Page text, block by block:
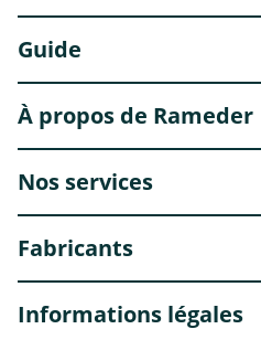
Guide
À propos de Rameder
Nos services
Fabricants
Informations légales